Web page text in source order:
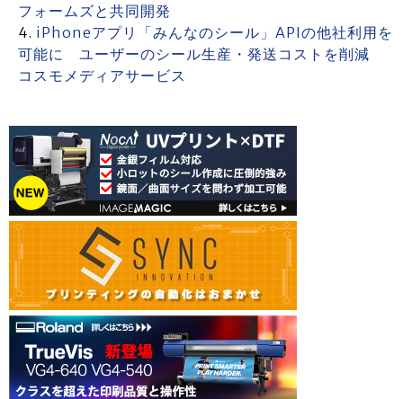
フォームズと共同開発
iPhoneアプリ「みんなのシール」APIの他社利用を
可能に ユーザーのシール生産・発送コストを削減
コスモメディアサービス